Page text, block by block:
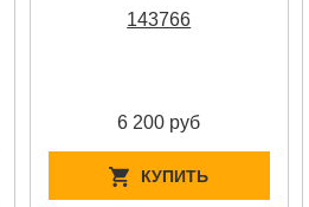
143766
6 200 руб
КУПИТЬ